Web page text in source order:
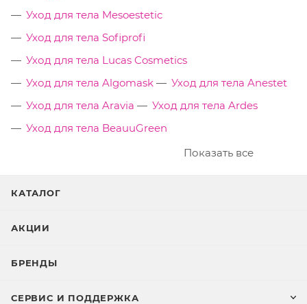
Уход для тела Mesoestetic
Уход для тела Sofiprofi
Уход для тела Lucas Cosmetics
Уход для тела Algomask
Уход для тела Anestet
Уход для тела Aravia
Уход для тела Ardes
Уход для тела BeauuGreen
Показать все
КАТАЛОГ
АКЦИИ
БРЕНДЫ
СЕРВИС И ПОДДЕРЖКА